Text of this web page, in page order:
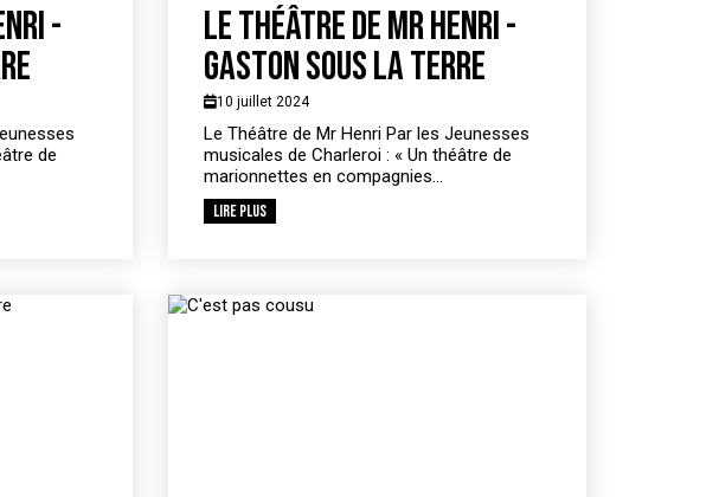
-
de
Le théâtre de Mr Henri -
Gaston sous la terre
10 juillet 2024
Le Théâtre de Mr Henri Par les Jeunesses
musicales de Charleroi : « Un théâtre de
marionnettes en compagnies...
Lire plus